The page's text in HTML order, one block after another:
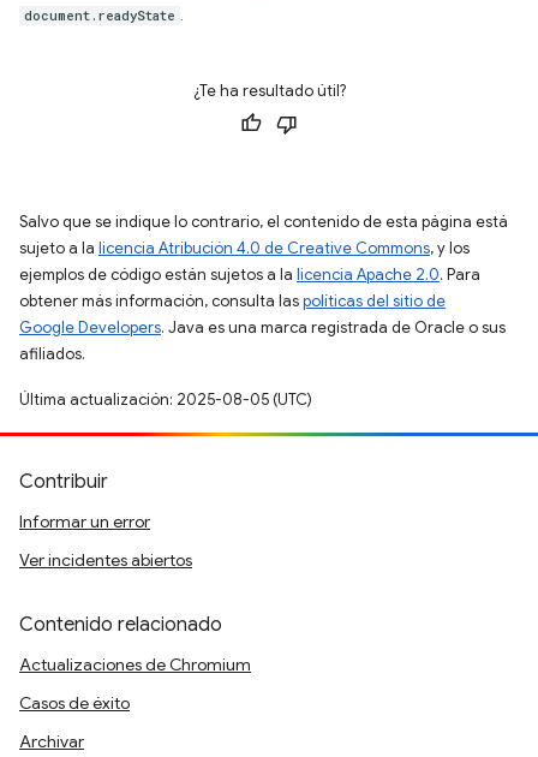
document.readyState .
¿Te ha resultado útil?
Salvo que se indique lo contrario, el contenido de esta página está
sujeto a la licencia Atribución 4.0 de Creative Commons, y los
ejemplos de código están sujetos a la licencia Apache 2.0. Para
obtener más información, consulta laspolíticas del sitio de
Google Developers. Java es una marca registrada de Oracle o sus
afiliados.
Última actualización: 2025-08-05 (UTC)
Contribuir
Informar un error
Ver incidentes abiertos
Contenido relacionado
Actualizaciones de Chromium
Casos de éxito
Archivar